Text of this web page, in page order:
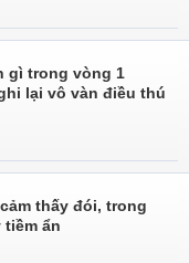
gì trong vòng 1
lại vô vàn điều thú
thấy đói, trong
ẩn